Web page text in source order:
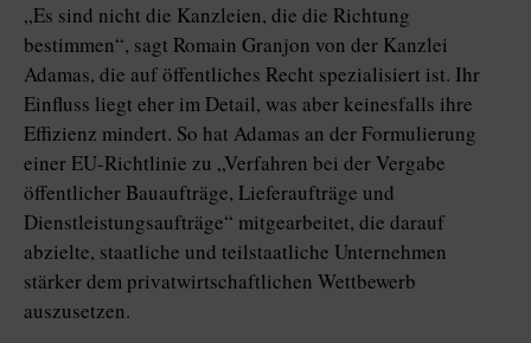
„Es sind nicht die Kanzleien, die die Richtung
bestimmen“, sagt Romain Granjon von der Kanzlei
Adamas, die auf öffentliches Recht spezialisiert ist. Ihr
Einfluss liegt eher im Detail, was aber keinesfalls ihre
Effizienz mindert. So hat Adamas an der Formulierung
einer EU-Richtlinie zu „Verfahren bei der Vergabe
öffentlicher Bauaufträge, Lieferaufträge und
Dienstleistungsaufträge“ mitgearbeitet, die darauf
abzielte, staatliche und teilstaatliche Unternehmen
stärker dem privatwirtschaftlichen Wettbewerb
auszusetzen.